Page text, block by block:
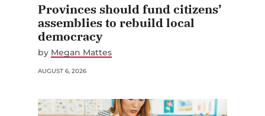
Provinces should fund citizens’
assemblies to rebuild local
democracy
by Megan Mattes
AUGUST 6, 2026